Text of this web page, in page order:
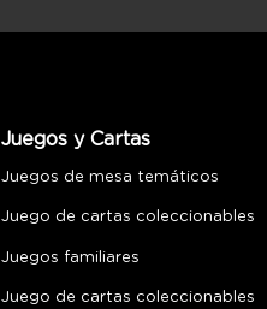
Juegos y Cartas
Juegos de mesa temáticos
Juego de cartas coleccionables
Juegos familiares
Juego de cartas coleccionables